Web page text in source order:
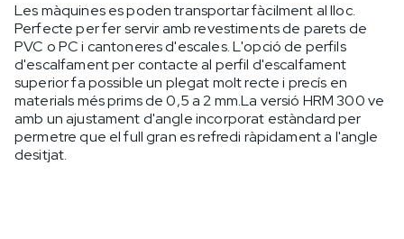
Les màquines es poden transportar fàcilment al lloc.
Perfecte per fer servir amb revestiments de parets de
PVC o PC i cantoneres d'escales. L'opció de perfils
d'escalfament per contacte al perfil d'escalfament
superior fa possible un plegat molt recte i precís en
materials més prims de 0,5 a 2 mm.La versió HRM 300 ve
amb un ajustament d'angle incorporat estàndard per
permetre que el full gran es refredi ràpidament a l'angle
desitjat.